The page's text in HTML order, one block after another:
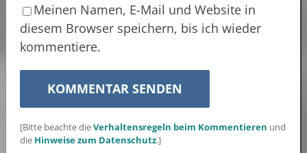
Meinen Namen, E-Mail und Website in
diesem Browser speichern, bis ich wieder
kommentiere.
[Bitte beachte dieVerhaltensregeln beim Kommentieren und
die Hinweise zum Datenschutz.]